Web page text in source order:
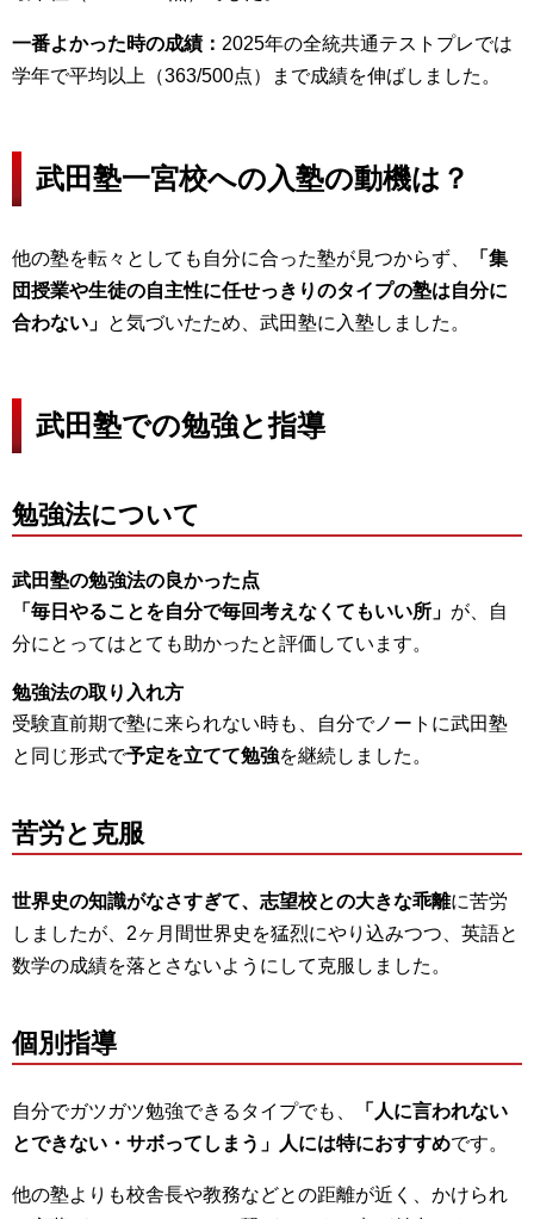
一番よかった時の成績： 2025年の全統共通テストプレでは
学年で平均以上（363/500点）まで成績を伸ばしました。
武田塾一宮校への入塾の動機は？
他の塾を転々としても自分に合った塾が見つからず、
「集
団授業や生徒の自主性に任せっきりのタイプの塾は自分に
合わない」 と気づいたため、武田塾に入塾しました。
武田塾での勉強と指導
勉強法について
武田塾の勉強法の良かった点
「毎日やることを自分で毎回考えなくてもいい所」 が、自
分にとってはとても助かったと評価しています。
勉強法の取り入れ方
受験直前期で塾に来られない時も、自分でノートに武田塾
と同じ形式で予定を立てて勉強を継続しました。
苦労と克服
世界史の知識がなさすぎて、志望校との大きな乖離に苦労
しましたが、2ヶ月間世界史を猛烈にやり込みつつ、英語と
数学の成績を落とさないようにして克服しました。
個別指導
自分でガツガツ勉強できるタイプでも、
「人に言われない
とできない・サボってしまう」人には特におすすめです。
他の塾よりも校舎長や教務などとの距離が近く、かけられ